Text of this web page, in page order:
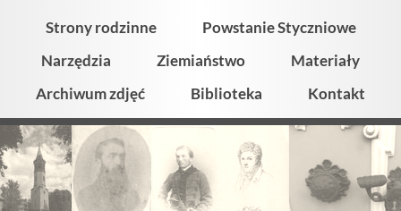
Strony rodzinne
Powstanie Styczniowe
Narzędzia
Ziemiaństwo
Materiały
Archiwum zdjęć
Biblioteka Kontakt